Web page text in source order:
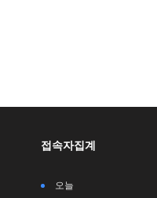
접속자집계
오늘